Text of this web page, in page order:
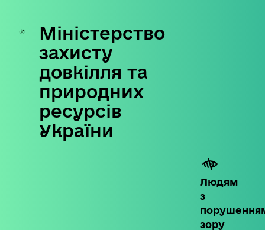
Skip
content
Міністерство
захисту
довкілля та
природних
ресурсів
України
Людям
з
зору